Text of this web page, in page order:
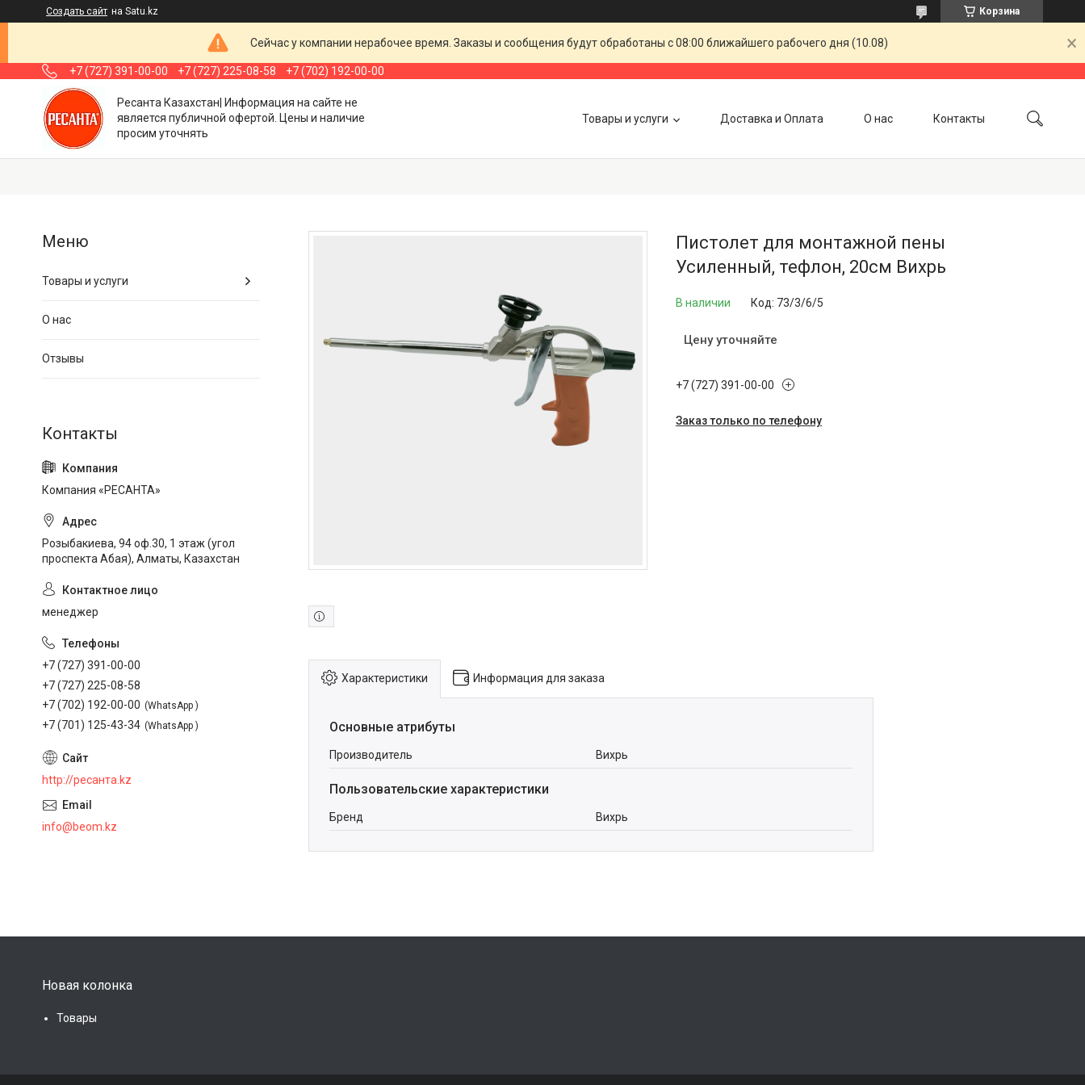
Создать сайт на Satu.kz Корзина
Сейчас у компании нерабочее время. Заказы и сообщения будут обработаны с 08:00 ближайшего рабочего дня (10.08)
+7 (727) 391-00-00 +7 (727) 225-08-58 +7 (702) 192-00-00
Ресанта Казахстан| Информация на сайте не
является публичной офертой. Цены и наличие
просим уточнять
Товары и услуги Доставка и Оплата О нас Контакты
Пистолет для монтажной пены
Усиленный, тефлон, 20см Вихрь
В наличии Код: 73/3/6/5
Цену уточняйте
+7 (727) 391-00-00
Заказ только по телефону
Характеристики Информация для заказа
Основные атрибуты
Производитель Вихрь
Пользовательские характеристики
Бренд Вихрь
Товары и услуги
О нас
Отзывы
Компания «РЕСАНТА»
Розыбакиева, 94 оф.30, 1 этаж (угол
проспекта Абая), Алматы, Казахстан
менеджер
+7 (727) 391-00-00
+7 (727) 225-08-58
+7 (702) 192-00-00
WhatsApp
+7 (701) 125-43-34 WhatsApp
http://ресанта.kz
info@beom.kz
Новая колонка
Товары